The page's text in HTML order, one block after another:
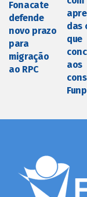
Fonacate
defende
novo prazo
para
migração
ao RPC
das
que
aos